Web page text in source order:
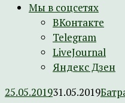
Мы в соцсетях
ВКонтакте
Telegram
LiveJournal
Яндекс Дзен
25.05.201931.05.2019